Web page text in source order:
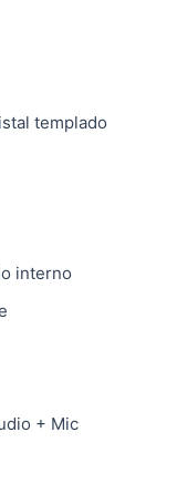
templado
interno
+ Mic